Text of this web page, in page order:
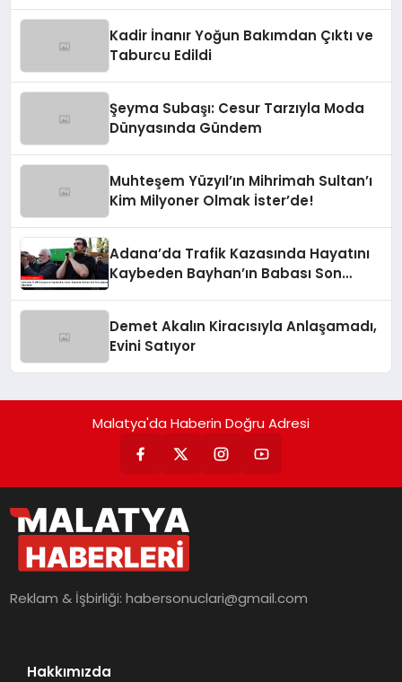
Kadir İnanır Yoğun Bakımdan Çıktı ve
Taburcu Edildi
Şeyma Subaşı: Cesur Tarzıyla Moda
Dünyasında Gündem
Muhteşem Yüzyıl’ın Mihrimah Sultan’ı
Kim Milyoner Olmak İster’de!
Adana’da Trafik Kazasında Hayatını
Kaybeden Bayhan’ın Babası Son
Demet Akalın Kiracısıyla Anlaşamadı,
Evini Satıyor
Malatya'da Haberin Doğru Adresi
Reklam & İşbirliği:habersonuclari@gmail.com
Hakkımızda